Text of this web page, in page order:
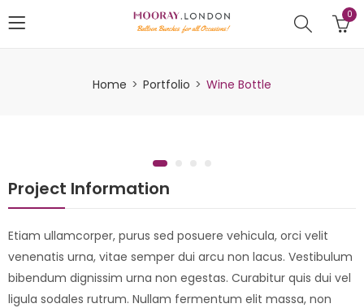
0
Home Portfolio Wine Bottle
Project Information
Etiam ullamcorper, purus sed posuere vehicula, orci velit
venenatis urna, vitae semper dui arcu non lacus. Vestibulum
bibendum dignissim urna non egestas. Curabitur quis dui vel
ligula sodales rutrum. Nullam fermentum elit massa, non